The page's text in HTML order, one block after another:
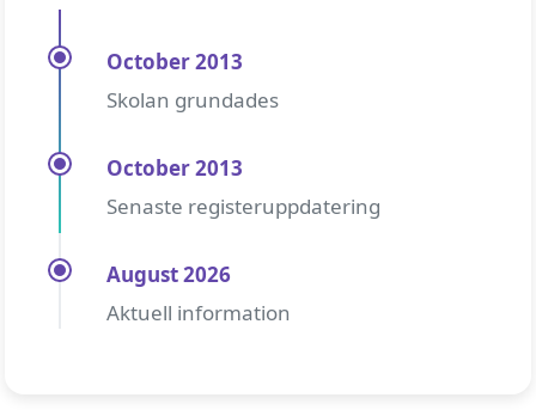
October 2013
Skolan grundades
October 2013
Senaste registeruppdatering
August 2026
Aktuell information